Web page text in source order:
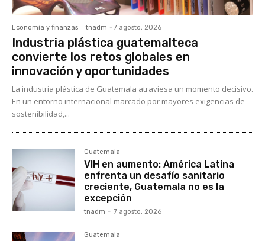
Economía y finanzas tnadm - 7 agosto, 2026
Industria plástica guatemalteca
convierte los retos globales en
innovación y oportunidades
La industria plástica de Guatemala atraviesa un momento decisivo.
En un entorno internacional marcado por mayores exigencias de
sostenibilidad,...
Guatemala
VIH en aumento: América Latina
enfrenta un desafío sanitario
creciente, Guatemala no es la
excepción
tnadm - 7 agosto, 2026
Guatemala